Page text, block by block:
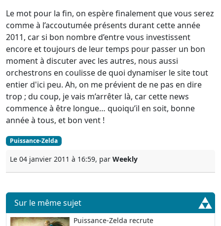
Le mot pour la fin, on espère finalement que vous serez
comme à l’accoutumée présents durant cette année
2011, car si bon nombre d’entre vous investissent
encore et toujours de leur temps pour passer un bon
moment à discuter avec les autres, nous aussi
orchestrons en coulisse de quoi dynamiser le site tout
entier d'ici peu. Ah, on me prévient de ne pas en dire
trop ; du coup, je vais m’arrêter là, car cette news
commence à être longue… quoiqu’il en soit, bonne
année à tous, et bon vent !
Puissance-Zelda
Le 04 janvier 2011 à 16:59, par Weekly
Sur le même sujet
Puissance-Zelda recrute